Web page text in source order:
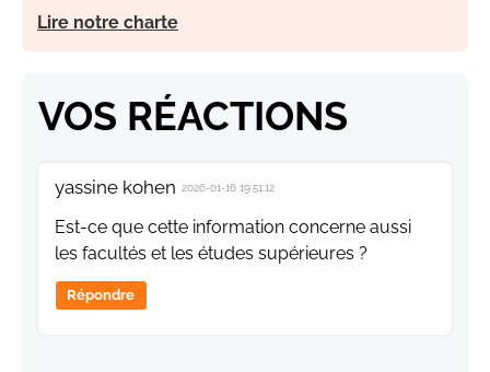
Lire notre charte
VOS RÉACTIONS
yassine kohen 2026-01-16 19:51:12
Est-ce que cette information concerne aussi
les facultés et les études supérieures ?
Répondre